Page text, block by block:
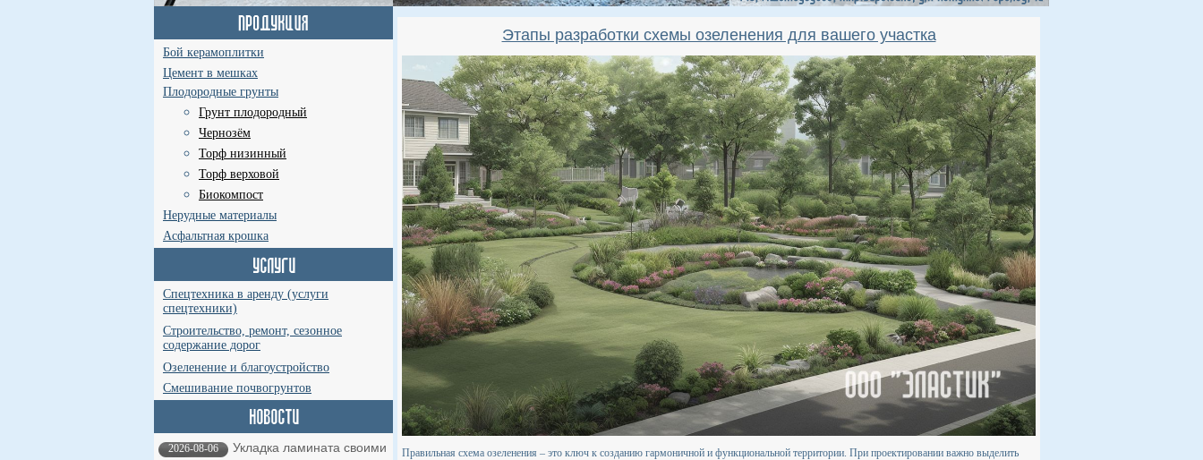
Бой керамоплитки
Цемент в мешках
Плодородные грунты
Грунт плодородный
Чернозём
Торф низинный
Торф верховой
Биокомпост
Нерудные материалы
Асфальтная крошка
Спецтехника в аренду (услуги
спецтехники)
Строительство, ремонт, сезонное
содержание дорог
Озеленение и благоустройство
Смешивание почвогрунтов
2026-08-06
Укладка ламината своими
Этапы разработки схемы озеленения для вашего участка
Правильная схема озеленения – это ключ к созданию гармоничной и функциональной территории. При проектировании важно выделить